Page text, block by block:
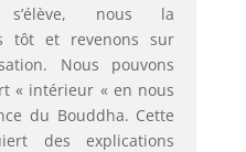
s’élève, nous la
tôt et revenons sur
Nous pouvons
« intérieur « en nous
du Bouddha. Cette
des explications